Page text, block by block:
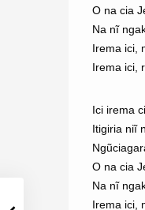
O na cia
Na nĩ
Irema ici,
Irema ici,
Ici irema
Itigiria niĩ
O na cia
Na nĩ
Irema ici,